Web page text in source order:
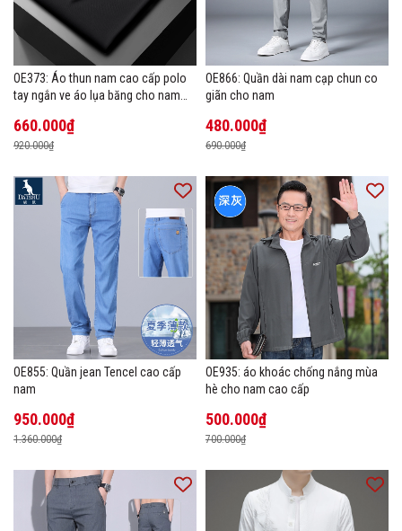
OE373: Áo thun nam cao cấp polo
tay ngắn ve áo lụa băng cho nam
660.000₫
920.000₫
OE866: Quần dài nam cạp chun co
giãn cho nam
480.000₫
690.000₫
OE855: Quần jean Tencel cao cấp
nam
950.000₫
1.360.000₫
OE935: áo khoác chống nắng mùa
hè cho nam cao cấp
500.000₫
700.000₫